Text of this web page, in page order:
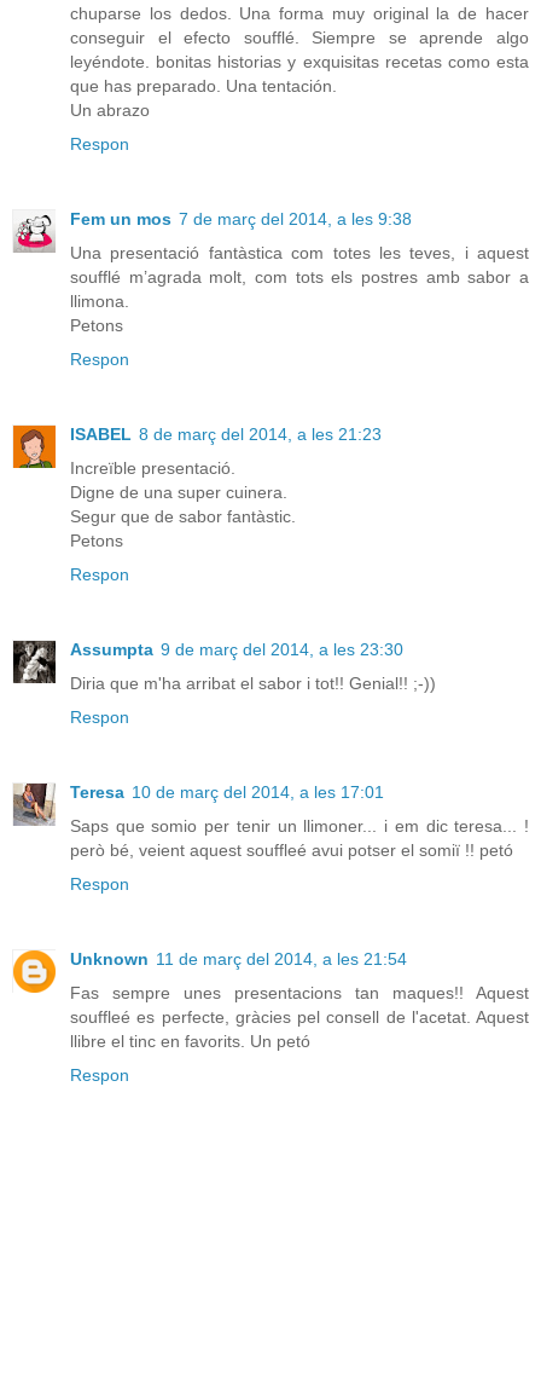
chuparse los dedos. Una forma muy original la de hacer
conseguir el efecto soufflé. Siempre se aprende algo
leyéndote. bonitas historias y exquisitas recetas como esta
que has preparado. Una tentación.
Un abrazo
Respon
Fem un mos 7 de març del 2014, a les 9:38
Una presentació fantàstica com totes les teves, i aquest
soufflé m’agrada molt, com tots els postres amb sabor a
llimona.
Petons
Respon
ISABEL 8 de març del 2014, a les 21:23
Increïble presentació.
Digne de una super cuinera.
Segur que de sabor fantàstic.
Petons
Respon
Assumpta 9 de març del 2014, a les 23:30
Diria que m'ha arribat el sabor i tot!! Genial!! ;-))
Respon
Teresa 10 de març del 2014, a les 17:01
Saps que somio per tenir un llimoner... i em dic teresa... !
però bé, veient aquest souffleé avui potser el somiï !! petó
Respon
Unknown 11 de març del 2014, a les 21:54
Fas sempre unes presentacions tan maques!! Aquest
souffleé es perfecte, gràcies pel consell de l'acetat. Aquest
llibre el tinc en favorits. Un petó
Respon